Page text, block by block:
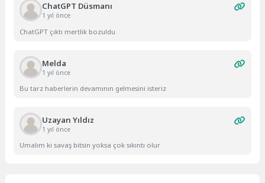
ChatGPT Düsmanı
1 yıl önce
ChatGPT çıktı mertlik bozuldu
Melda
1 yıl önce
Bu tarz haberlerin devamının gelmesini isteriz
Uzayan Yıldız
1 yıl önce
Umalım ki savaş bitsin yoksa çok sıkıntı olur